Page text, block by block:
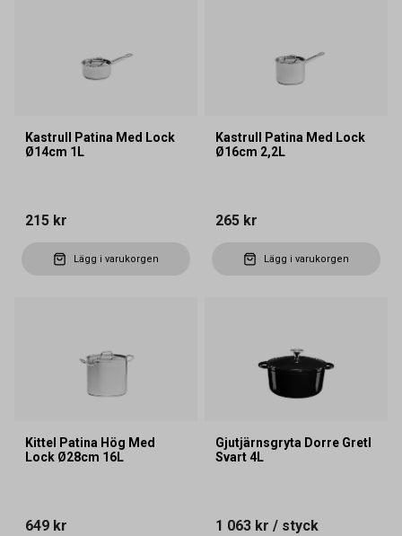
Kastrull Patina Med Lock
Ø14cm 1L
215 kr
Lägg i varukorgen
Kastrull Patina Med Lock
Ø16cm 2,2L
265 kr
Lägg i varukorgen
Kittel Patina Hög Med
Lock Ø28cm 16L
649 kr
Gjutjärnsgryta Dorre Gretl
Svart 4L
1 063 kr / styck